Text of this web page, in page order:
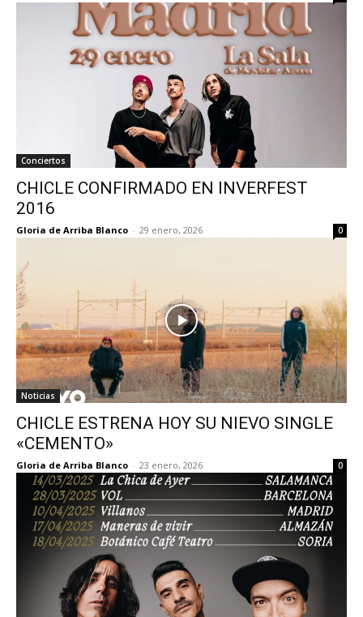
Conciertos
CHICLE CONFIRMADO EN INVERFEST
2016
Gloria de Arriba Blanco - 29 enero, 2026 0
Noticias
CHICLE ESTRENA HOY SU NIEVO SINGLE
«CEMENTO»
Gloria de Arriba Blanco - 23 enero, 2026 0